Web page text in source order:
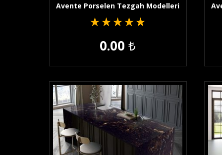
Avente Porselen Tezgah Modelleri
★★★★★
0.00₺